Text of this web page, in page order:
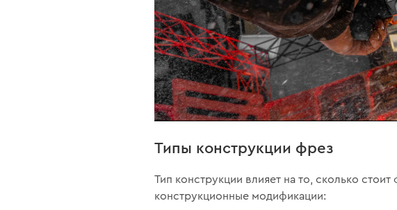
Типы конструкции фрез
Тип конструкции влияет на то, сколько
конструкционные модификации: